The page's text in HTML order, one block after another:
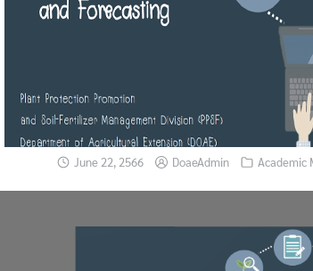
June 22, 2566 DoaeAdmin Academic